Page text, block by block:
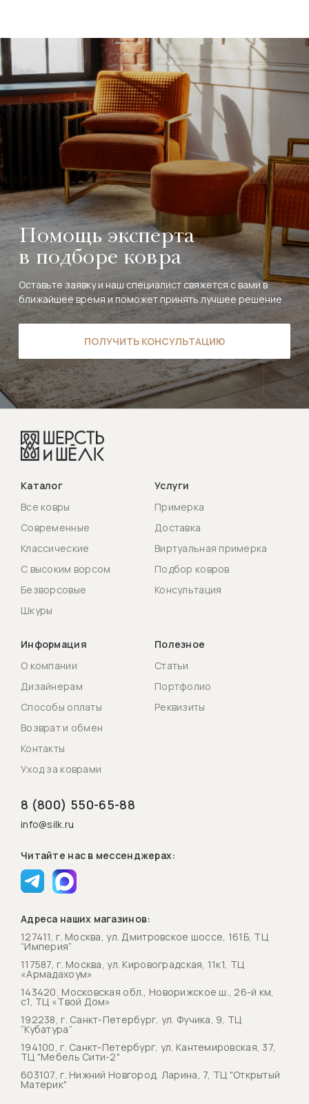
Помощь эксперта
в подборе ковра
Оставьте заявку и наш специалист свяжется с вами в
ближайшее время и поможет принять лучшее решение
ПОЛУЧИТЬ КОНСУЛЬТАЦИЮ
Каталог
Все ковры
Современные
Классические
С высоким ворсом
Безворсовые
Шкуры
Услуги
Примерка
Доставка
Виртуальная примерка
Подбор ковров
Консультация
Информация
О компании
Дизайнерам
Способы оплаты
Возврат и обмен
Контакты
Уход за коврами
Полезное
Статьи
Портфолио
Реквизиты
8 (800) 550-65-88
info@silk.ru
Читайте нас в мессенджерах:
Адреса наших магазинов:
127411, г. Москва, ул. Дмитровское шоссе, 161Б, ТЦ
“Империя”
117587, г. Москва, ул. Кировоградская, 11к1, ТЦ
«Армадахоум»
143420, Московская обл., Новорижское ш., 26-й км,
с1, ТЦ «Твой Дом»
192238, г. Санкт-Петербург, ул. Фучика, 9, ТЦ
“Кубатура”
194100, г. Санкт-Петербург, ул. Кантемировская, 37,
ТЦ "Мебель Сити-2"
603107, г. Нижний Новгород, Ларина, 7, ТЦ "Открытый
Материк"